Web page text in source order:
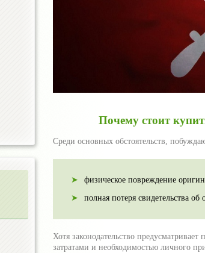
Почему стоит
Среди основных обстоятельств,
физическое повреждение
полная потеря свидетельства об
Хотя законодательство
затратами и необходимостью личного